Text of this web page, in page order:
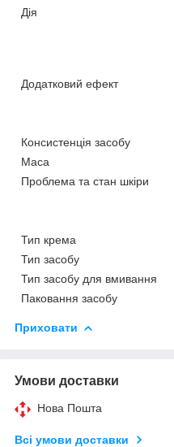
Дія
Додатковий ефект
Консистенція засобу
Маса
Проблема та стан шкіри
Тип крема
Тип засобу
Тип засобу для вмивання
Паковання засобу
Приховати
Умови доставки
Нова Пошта
Всі умови доставки